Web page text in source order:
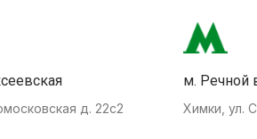
д. 22с2
м. Речной
Химки, ул.